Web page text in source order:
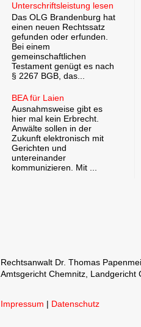
Unterschriftsleistung lesen
Das OLG Brandenburg hat
einen neuen Rechtssatz
gefunden oder erfunden.
Bei einem
gemeinschaftlichen
Testament genügt es nach
§ 2267 BGB, das...
BEA für Laien
Ausnahmsweise gibt es
hier mal kein Erbrecht.
Anwälte sollen in der
Zukunft elektronisch mit
Gerichten und
untereinander
kommunizieren. Mit ...
Rechtsanwalt Dr. Thomas
Amtsgericht Chemnitz, Landgericht
Impressum | Datenschutz